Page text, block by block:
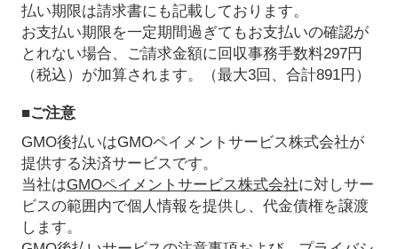
払い期限は請求書にも記載しております。
お支払い期限を一定期間過ぎてもお支払いの確認が
とれない場合、ご請求金額に回収事務手数料297円
（税込）が加算されます。（最大3回、合計891円）
■ご注意
GMO後払いはGMOペイメントサービス株式会社が
提供する決済サービスです。
当社はGMOペイメントサービス株式会社に対しサー
ビスの範囲内で個人情報を提供し、代金債権を譲渡
します。